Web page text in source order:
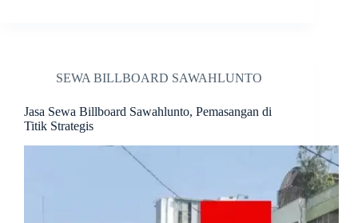
SEWA BILLBOARD SAWAHLUNTO
Jasa Sewa Billboard Sawahlunto, Pemasangan di
Titik Strategis